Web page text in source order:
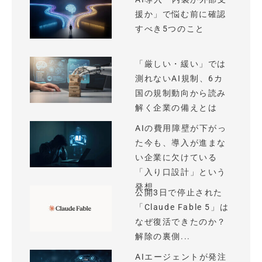
援か」で悩む前に確認
すべき5つのこと
「厳しい・緩い」では
測れないAI規制、6カ
国の規制動向から読み
解く企業の備えとは
AIの費用障壁が下がっ
た今も、導入が進まな
い企業に欠けている
「入り口設計」という
発想
公開3日で停止された
「Claude Fable 5」は
なぜ復活できたのか？
解除の裏側...
AIエージェントが発注